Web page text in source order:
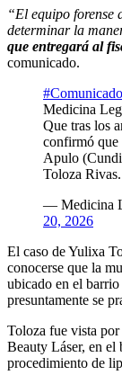
“El equipo forense
determinar la
que entregará al
comunicado.
Medicina
Que tras los
confirmó que
Apulo
Toloza Rivas.
— Medicina
20, 2026
El caso de Yulixa
conocerse que la
ubicado en el
presuntamente se
Toloza fue vista
Beauty Láser, en el
procedimiento de